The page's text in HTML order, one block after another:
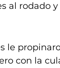
al rodado
le
con la